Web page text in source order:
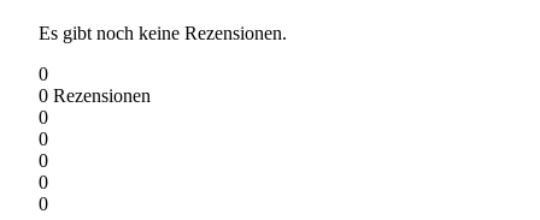
Es gibt noch keine Rezensionen.
0
0 Rezensionen
0
0
0
0
0